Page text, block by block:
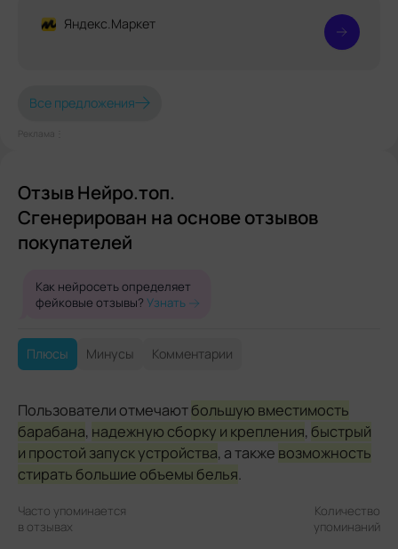
Яндекс.Маркет
Все предложения
Реклама⋮
Отзыв Нейро.топ.
Сгенерирован на основе отзывов
покупателей
Как нейросеть определяет
фейковые отзывы? Узнать
Плюсы Минусы Комментарии
Пользователи отмечаютбольшую вместимость
барабана, надежную сборку и крепления, быстрый
и простой запуск устройства, а также возможность
стирать большие объемы белья.
Часто упоминается
в отзывах
Количество
упоминаний